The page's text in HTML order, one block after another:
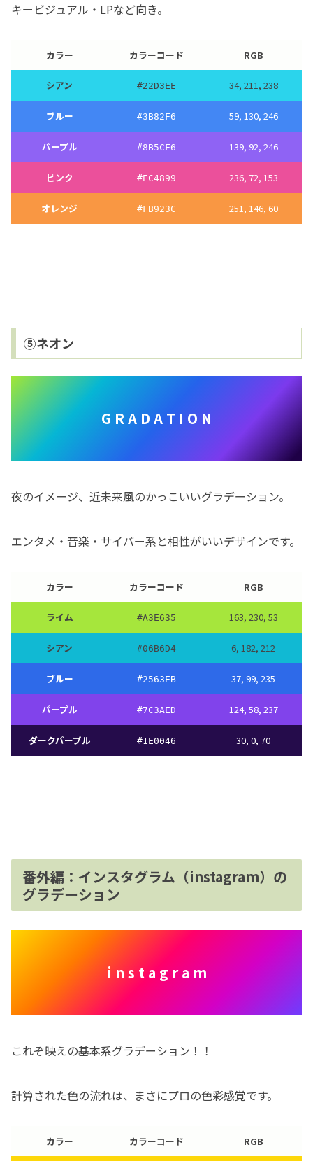
キービジュアル・LPなど向き。
カラー カラーコード RGB
シアン #22D3EE 34, 211, 238
ブルー #3B82F6 59, 130, 246
パープル #8B5CF6 139, 92, 246
ピンク #EC4899 236, 72, 153
オレンジ #FB923C 251, 146, 60
⑤ネオン
G R A D A T I O N
夜のイメージ、近未来風のかっこいいグラデーション。
エンタメ・音楽・サイバー系と相性がいいデザインです。
カラー カラーコード RGB
ライム #A3E635 163, 230, 53
シアン #06B6D4 6, 182, 212
ブルー #2563EB 37, 99, 235
パープル #7C3AED 124, 58, 237
ダークパープル #1E0046 30, 0, 70
番外編：インスタグラム（instagram）の
グラデーション
i n s t a g r a m
これぞ映えの基本系グラデーション！！
計算された色の流れは、まさにプロの色彩感覚です。
カラー カラーコード RGB